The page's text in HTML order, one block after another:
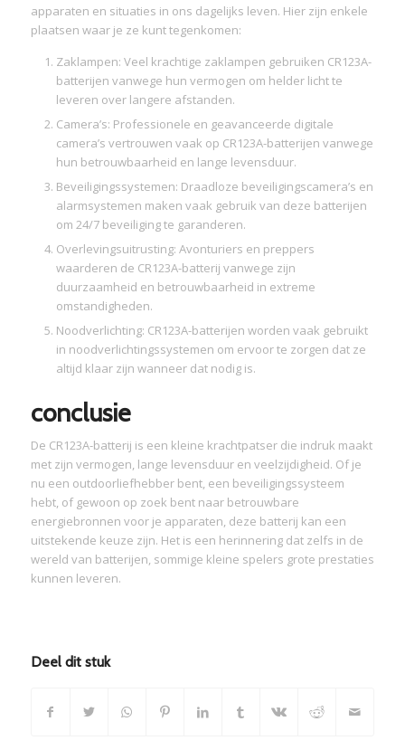
apparaten en situaties in ons dagelijks leven. Hier zijn enkele
plaatsen waar je ze kunt tegenkomen:
Zaklampen: Veel krachtige zaklampen gebruiken CR123A-
batterijen vanwege hun vermogen om helder licht te
leveren over langere afstanden.
Camera’s: Professionele en geavanceerde digitale
camera’s vertrouwen vaak op CR123A-batterijen vanwege
hun betrouwbaarheid en lange levensduur.
Beveiligingssystemen: Draadloze beveiligingscamera’s en
alarmsystemen maken vaak gebruik van deze batterijen
om 24/7 beveiliging te garanderen.
Overlevingsuitrusting: Avonturiers en preppers
waarderen de CR123A-batterij vanwege zijn
duurzaamheid en betrouwbaarheid in extreme
omstandigheden.
Noodverlichting: CR123A-batterijen worden vaak gebruikt
in noodverlichtingssystemen om ervoor te zorgen dat ze
altijd klaar zijn wanneer dat nodig is.
conclusie
De CR123A-batterij is een kleine krachtpatser die indruk maakt
met zijn vermogen, lange levensduur en veelzijdigheid. Of je
nu een outdoorliefhebber bent, een beveiligingssysteem
hebt, of gewoon op zoek bent naar betrouwbare
energiebronnen voor je apparaten, deze batterij kan een
uitstekende keuze zijn. Het is een herinnering dat zelfs in de
wereld van batterijen, sommige kleine spelers grote prestaties
kunnen leveren.
Deel dit stuk